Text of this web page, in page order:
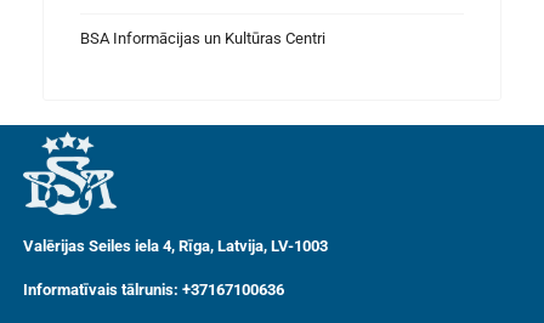
BSA Informācijas un Kultūras Centri
Valērijas Seiles iela 4, Rīga, Latvija, LV-1003
Informatīvais tālrunis: +37167100636